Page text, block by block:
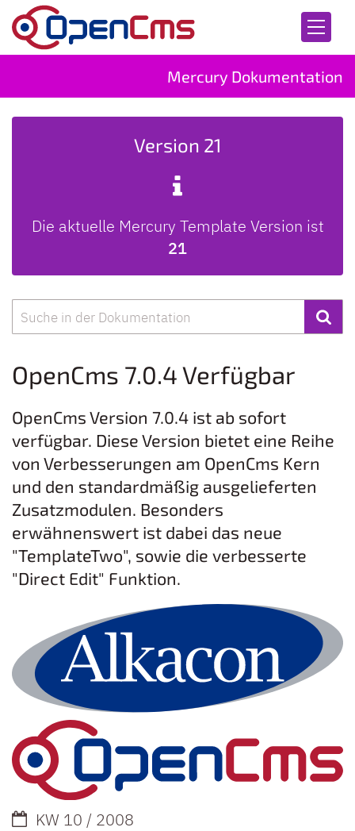
Zum Inhalt springen
Mercury Dokumentation
OpenCms 7.0.4 Verfügbar
OpenCms Version 7.0.4 ist ab sofort
verfügbar. Diese Version bietet eine Reihe
von Verbesserungen am OpenCms Kern
und den standardmäßig ausgelieferten
Zusatzmodulen. Besonders
erwähnenswert ist dabei das neue
"TemplateTwo", sowie die verbesserte
"Direct Edit" Funktion.
Datum:KW 10 / 2008
Version 21
Die aktuelle Mercury Template Version ist
21
Suche